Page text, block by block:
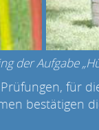
der Aufgabe
für
bestätigen